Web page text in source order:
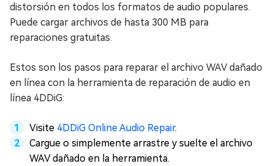
distorsión en todos los formatos de audio populares.
Puede cargar archivos de hasta 300 MB para
reparaciones gratuitas.
Estos son los pasos para reparar el archivo WAV dañado
en línea con la herramienta de reparación de audio en
línea 4DDiG:
Visite 4DDiG Online Audio Repair.
Cargue o simplemente arrastre y suelte el archivo
WAV dañado en la herramienta.